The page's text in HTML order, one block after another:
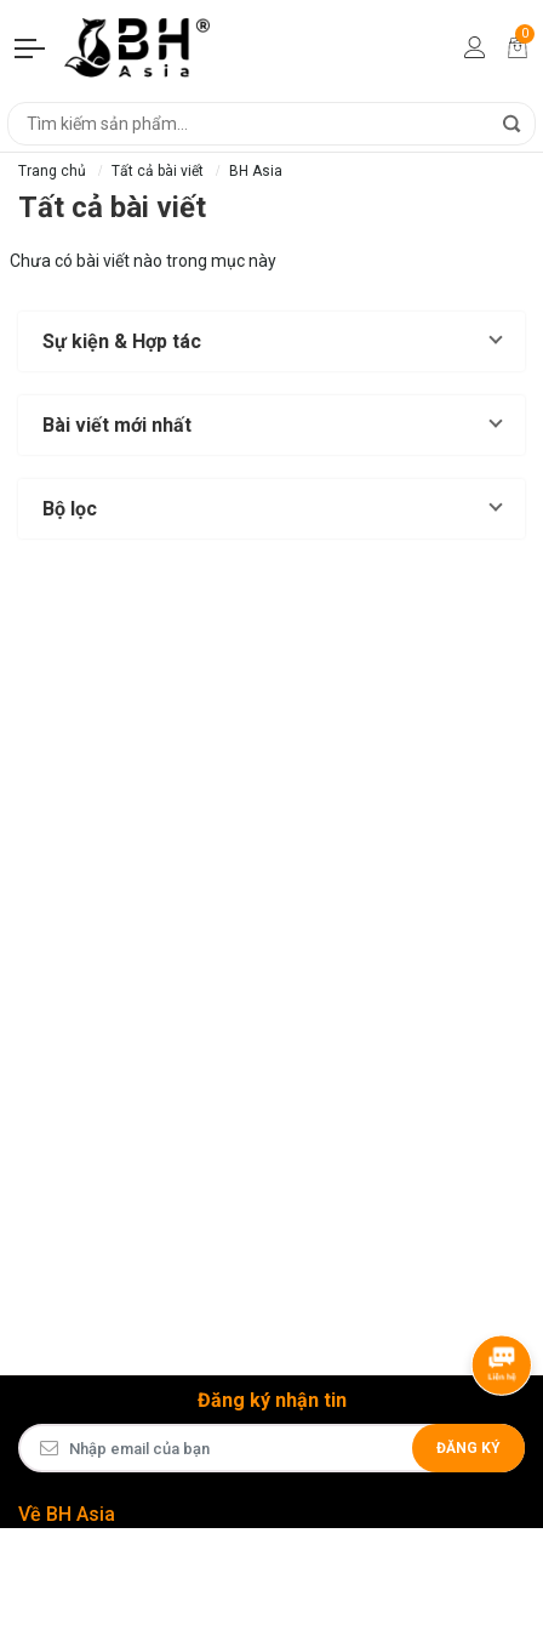
0
Trang chủ Tất cả bài viết BH Asia
Tất cả bài viết
Chưa có bài viết nào trong mục này
Sự kiện & Hợp tác
Bài viết mới nhất
Bộ lọc
Đăng ký nhận tin
ĐĂNG KÝ
Về BH Asia